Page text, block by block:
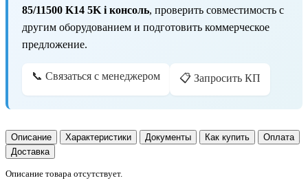
85/11500 K14 5K i консоль, проверить совместимость с
другим оборудованием и подготовить коммерческое
предложение.
📞 Связаться с менеджером 📋 Запросить КП
Описание Характеристики Документы Как купить
Оплата
Доставка
Описание товара отсутствует.